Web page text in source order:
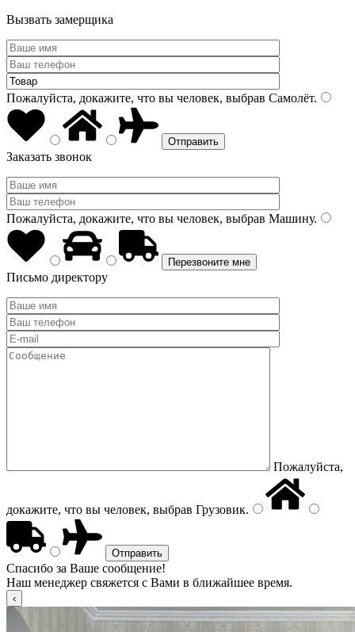
Вызвать замерщика
Пожалуйста, докажите, что вы человек, выбрав Самолёт.
Заказать звонок
Пожалуйста, докажите, что вы человек, выбрав Машину.
Письмо директору
Пожалуйста,
докажите, что вы человек, выбрав Грузовик.
Спасибо за Ваше сообщение!
Наш менеджер свяжется с Вами в ближайшее время.